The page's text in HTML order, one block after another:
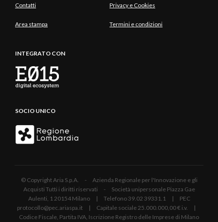
Contatti Privacy e Cookies
Area stampa Termini e condizioni
INTEGRATO CON
SOCIO UNICO
© Copyright Aria S.p.A. - Azienda Regionale per l'Innovazione e gli
Acquisti Tutti i diritti riservati - Società unipersonale Piazza Gae
Aulenti, 1 20154 Milano | Telefono 39.02 39331.1 | PEC
protocollo@pec.ariaspa.it | Capitale sociale 25.000.000,00 € i.v. |
Codice Fiscale, Partita IVA, Iscrizione Registro delle Imprese di Milano